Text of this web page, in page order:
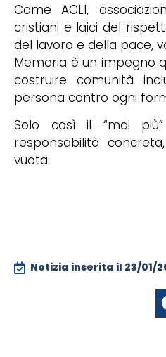
Come ACLI,
cristiani e laici del
del lavoro e della pace,
Memoria è un impegno
costruire comunità
persona contro ogni
Solo così il “mai
responsabilità
vuota.
Notizia inserita il 23/01/